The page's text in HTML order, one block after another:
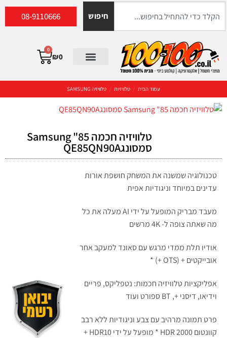
חיפוש 08-9110666
₪0
0
עמוד הבית / טלוויזיות / טלוויזיה SAMSUNG
טלוויזיה חכמה 85" Samsung
סמסונגQE85QN90A
טכנולוגיה שמשנה את המשחק חושפת אורות
עדינים במיוחד וניגודיות אפית
מעבד מבריק המופעל על ידי AI מעלה את כל
מה שאתה צופה ל- 4K מרשים
אודיו תלת ממדי מרגש עם סאונד למעקב אחר
אובייקטים + (OTS +) *
אפליקציות טלוויזיה חכמות: נטפליקס, פריים
וידיאו, דיסני +, BT ספורט ועוד
פרט תמונה מרהיב עם צבע וניגודיות ללא רבב
קוונטום HDR 2000 * מופעל על ידי HDR10 +